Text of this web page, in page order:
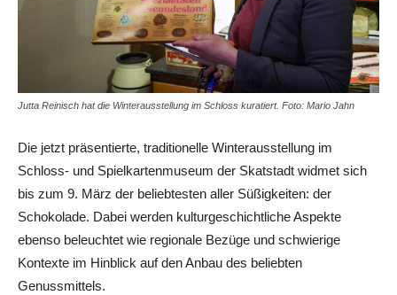
Jutta Reinisch hat die Winterausstellung im Schloss kuratiert. Foto: Mario Jahn
Die jetzt präsentierte, traditionelle Winterausstellung im
Schloss- und Spielkartenmuseum der Skatstadt widmet sich
bis zum 9. März der beliebtesten aller Süßigkeiten: der
Schokolade. Dabei werden kulturgeschichtliche Aspekte
ebenso beleuchtet wie regionale Bezüge und schwierige
Kontexte im Hinblick auf den Anbau des beliebten
Genussmittels.